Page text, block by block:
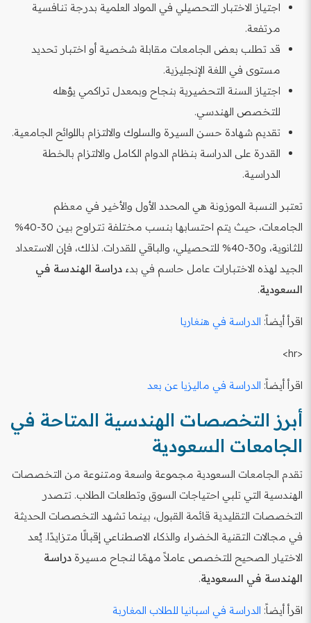
اجتياز الاختبار التحصيلي في المواد العلمية بدرجة تنافسية
مرتفعة.
قد تطلب بعض الجامعات مقابلة شخصية أو اختبار تحديد
مستوى في اللغة الإنجليزية.
اجتياز السنة التحضيرية بنجاح وبمعدل تراكمي يؤهله
للتخصص الهندسي.
تقديم شهادة حسن السيرة والسلوك والالتزام باللوائح الجامعية.
القدرة على الدراسة بنظام الدوام الكامل والالتزام بالخطة
الدراسية.
تعتبر النسبة الموزونة هي المحدد الأول والأخير في معظم
الجامعات، حيث يتم احتسابها بنسب مختلفة تتراوح بين 30-40%
للثانوية، و30-40% للتحصيلي، والباقي للقدرات. لذلك، فإن الاستعداد
الجيد لهذه الاختبارات عامل حاسم في بدء دراسة الهندسة في
السعودية.
اقرأ أيضاً: الدراسة في هنغاريا
<hr>
اقرأ أيضاً: الدراسة في ماليزيا عن بعد
أبرز التخصصات الهندسية المتاحة في
الجامعات السعودية
تقدم الجامعات السعودية مجموعة واسعة ومتنوعة من التخصصات
الهندسية التي تلبي احتياجات السوق وتطلعات الطلاب. تتصدر
التخصصات التقليدية قائمة القبول، بينما تشهد التخصصات الحديثة
في مجالات التقنية الخضراء والذكاء الاصطناعي إقبالًا متزايدًا. يُعد
الاختيار الصحيح للتخصص عاملاً مهمًا لنجاح مسيرة دراسة
الهندسة في السعودية.
اقرأ أيضاً: الدراسة في اسبانيا للطلاب المغاربة